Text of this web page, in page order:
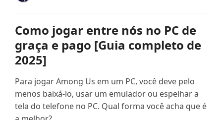
Como jogar entre nós no PC de
graça e pago [Guia completo de
2025]
Para jogar Among Us em um PC, você deve pelo
menos baixá-lo, usar um emulador ou espelhar a
tela do telefone no PC. Qual forma você acha que é